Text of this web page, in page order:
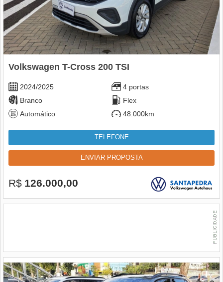
Volkswagen T-Cross 200 TSI
2024/2025
4 portas
Branco
Flex
Automático
48.000km
TELEFONE
ENVIAR PROPOSTA
R$ 126.000,00